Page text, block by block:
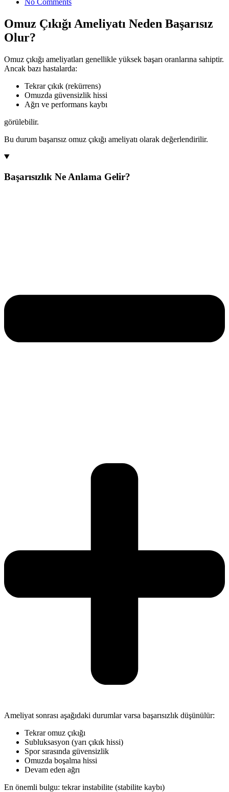
No Comments
Omuz Çıkığı Ameliyatı Neden Başarısız
Olur?
Omuz çıkığı ameliyatları genellikle yüksek başarı oranlarına sahiptir.
Ancak bazı hastalarda:
Tekrar çıkık (rekürrens)
Omuzda güvensizlik hissi
Ağrı ve performans kaybı
görülebilir.
Bu durum başarısız omuz çıkığı ameliyatı olarak değerlendirilir.
Başarısızlık Ne Anlama Gelir?
Ameliyat sonrası aşağıdaki durumlar varsa başarısızlık düşünülür:
Tekrar omuz çıkığı
Subluksasyon (yarı çıkık hissi)
Spor sırasında güvensizlik
Omuzda boşalma hissi
Devam eden ağrı
En önemli bulgu: tekrar instabilite (stabilite kaybı)